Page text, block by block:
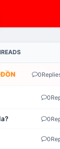
VLIKE.VN:
0
0
0
0